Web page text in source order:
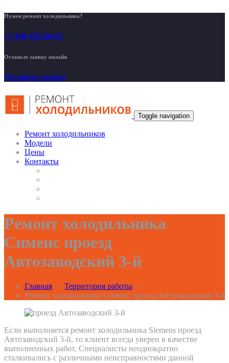
Нужен ремонт холодильника?
+7 499 455-00-42
Оставьте заявку онлайн
Оставить заявку
Toggle navigation
Ремонт холодильников
Модели
Цены
Контакты
Ремонт холодильника
Сименс проезд
Автозаводский 3-й
Главная / Территория работы /
Ремонт холодильника Сименс проезд Автозаводский 3-й
Если выполняется ремонт холодильника Siemens проезд
Автозаводский 3-й, то клиент всегда уверен в качестве
выполненных работ. Специалисты неоднократно
сталкивались с различными неисправностями данной